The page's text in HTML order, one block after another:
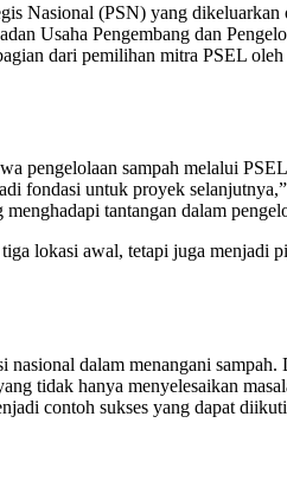
Nasional (PSN) yang
Usaha Pengembang dan
dari pemilihan mitra PSEL
pengelolaan sampah melalui
fondasi untuk proyek
tantangan dalam
lokasi awal, tetapi juga
dalam menangani
tidak hanya menyelesaikan
contoh sukses yang dapat